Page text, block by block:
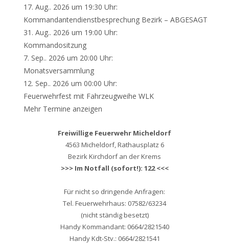
17. Aug.. 2026 um 19:30 Uhr:
Kommandantendienstbesprechung Bezirk – ABGESAGT
31. Aug.. 2026 um 19:00 Uhr:
Kommandositzung
7. Sep.. 2026 um 20:00 Uhr:
Monatsversammlung
12. Sep.. 2026 um 00:00 Uhr:
Feuerwehrfest mit Fahrzeugweihe WLK
Mehr Termine anzeigen
Freiwillige Feuerwehr Micheldorf
4563 Micheldorf, Rathausplatz 6
Bezirk Kirchdorf an der Krems
>>> Im Notfall (sofort!): 122 <<<
Für nicht so dringende Anfragen:
Tel. Feuerwehrhaus: 07582/63234
(nicht ständig besetzt)
Handy Kommandant: 0664/2821540
Handy Kdt-Stv.: 0664/2821541